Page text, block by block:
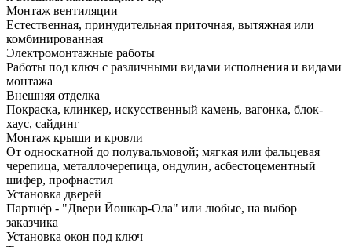
Монтаж вентиляции
Естественная, принудительная приточная, вытяжная или
комбинированная
Электромонтажные работы
Работы под ключ с различными видами исполнения и видами
монтажа
Внешняя отделка
Покраска, клинкер, искусственный камень, вагонка, блок-
хаус, сайдинг
Монтаж крыши и кровли
От односкатной до полувальмовой; мягкая или фальцевая
черепица, металлочерепица, ондулин, асбестоцементный
шифер, профнастил
Установка дверей
Партнёр - "Двери Йошкар-Ола" или любые, на выбор
заказчика
Установка окон под ключ